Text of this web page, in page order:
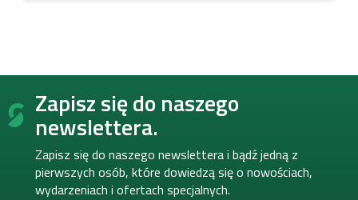
S
Zapisz się do naszego
newslettera.
Zapisz się do naszego newslettera i bądź jedną z
pierwszych osób, które dowiedzą się o nowościach,
wydarzeniach i ofertach specjalnych.